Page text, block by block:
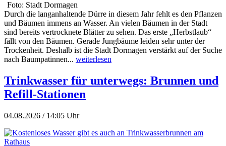
Foto: Stadt Dormagen
Durch die langanhaltende Dürre in diesem Jahr fehlt es den Pflanzen
und Bäumen immens an Wasser. An vielen Bäumen in der Stadt
sind bereits vertrocknete Blätter zu sehen. Das erste „Herbstlaub“
fällt von den Bäumen. Gerade Jungbäume leiden sehr unter der
Trockenheit. Deshalb ist die Stadt Dormagen verstärkt auf der Suche
nach Baumpatinnen... weiterlesen
Trinkwasser für unterwegs: Brunnen und
Refill-Stationen
04.08.2026 / 14:05 Uhr